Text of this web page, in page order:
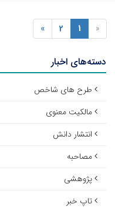
«
1
2
»
دسته‌های اخبار
طرح های شاخص
مالکیت معنوی
انتشار دانش
مصاحبه
پژوهشی
تاپ خبر